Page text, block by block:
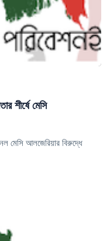
শীর্ষে মেসি
মেসি আলজেরিয়ার বিরুদ্ধে